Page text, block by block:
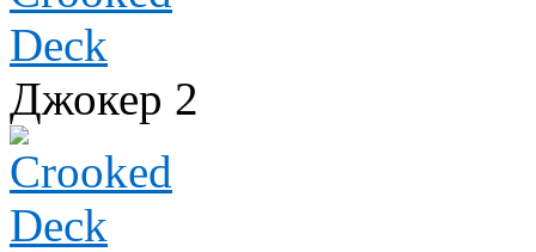
Джокер 2